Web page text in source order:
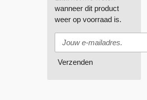
wanneer dit product
weer op voorraad is.
Verzenden